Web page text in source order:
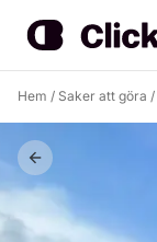
Hem / Saker att göra /